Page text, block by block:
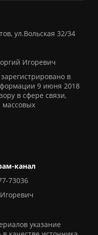
ул.Вольская 32/34
Игоревич
в
9 июня 2018
в сфере связи,
канал
73036
указание